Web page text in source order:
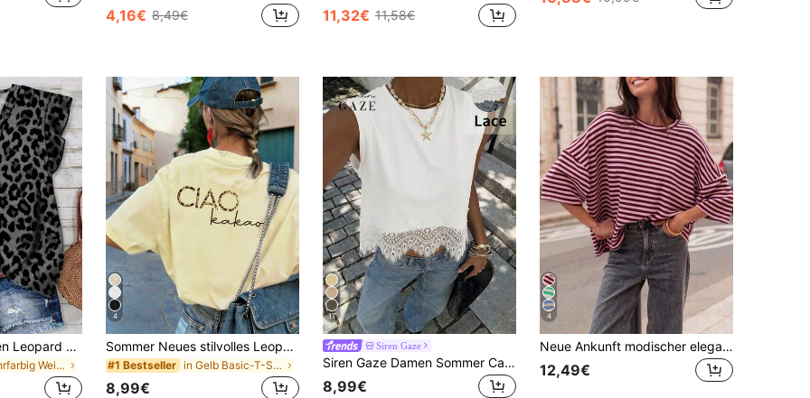
4,16€ 8,49€ 11,32€ 11,58€
SHEIN LUNE Damen Leopard Muster Kurzarm Casual Bluse, geeignet für den Sommer
in Mehrfarbig Weiche Büroblusen
4
Sommer Neues stilvolles Leopardenmuster Buchstaben lässig Rundhals Kurzarm T-Shirt, modisches vielseitiges T-Shirt für Frauen Gelb
#1 Bestseller in Gelb Basic-T-Shirts
8,99€
17
Siren Gaze
Siren Gaze Damen Sommer Casual Urlaub Pendler einfarbiges Kontrast Spitze ärmelloses loses Trägershirt
8,99€
4
Neue Ankunft modischer eleganter gestreifter Rundhals Oversized Halbarm T-Shirt, geeignet für Urlaub, Schule, Reise und lässigen Sommertragen
12,49€